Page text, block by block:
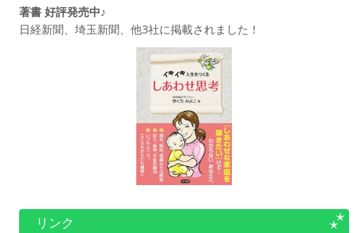
著書 好評発売中♪
日経新聞、埼玉新聞、他3社に掲載されました！
リンク